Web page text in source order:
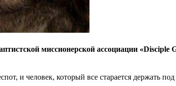
миссионерской ассоциации
и человек, который все старается держать